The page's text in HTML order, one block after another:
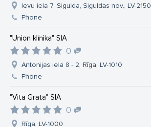
Ievu iela 7, Sigulda, Siguldas nov., LV-2150
Phone
"Union klīnika" SIA
0
Antonijas iela 8 - 2, Rīga, LV-1010
Phone
"Vita Grata" SIA
0
Rīga, LV-1000